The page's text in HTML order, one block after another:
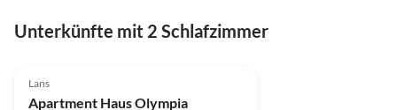
Unterkünfte mit 2 Schlafzimmer
Lans
Apartment Haus Olympia